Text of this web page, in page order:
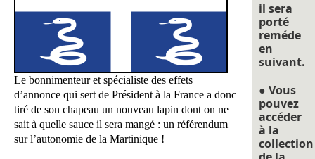
Le bonnimenteur et spécialiste des effets
d’annonce qui sert de Président à la France a donc
tiré de son chapeau un nouveau lapin dont on ne
sait à quelle sauce il sera mangé : un référendum
sur l’autonomie de la Martinique !
il sera
porté
reméde
en
suivant.
● Vous
pouvez
accéder
à la
collection